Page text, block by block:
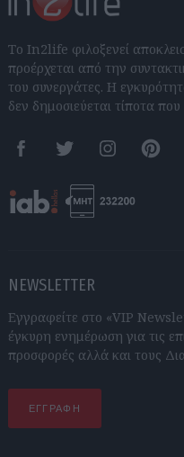
Το In2life φιλοξενεί
προέρχεται από την
του συνεργάτες. Η
δεν δημοσιεύεται τίποτα που
FacebookTwitter Instagram
NEWSLETTER
Εγγραφείτε στο «VIP
έγκυρη ενημέρωση για τις
προσφορές αλλά και τους
ΕΓΓΡΑΦΗ